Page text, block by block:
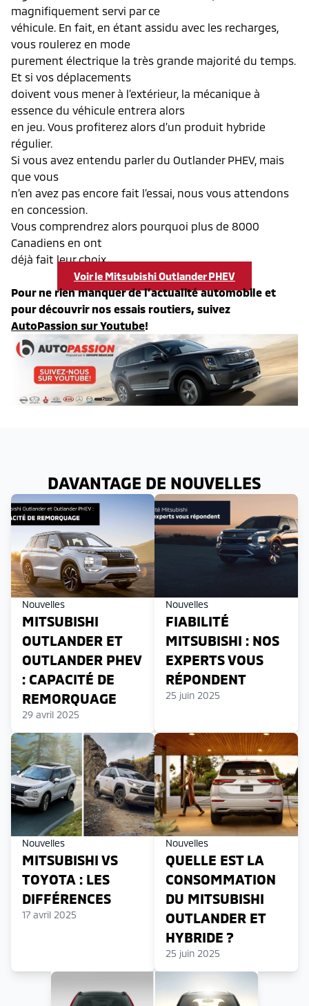
magnifiquement servi par ce
véhicule. En fait, en étant assidu avec les recharges,
vous roulerez en mode
purement électrique la très grande majorité du temps.
Et si vos déplacements
doivent vous mener à l’extérieur, la mécanique à
essence du véhicule entrera alors
en jeu. Vous profiterez alors d’un produit hybride
régulier.
Si vous avez entendu parler du Outlander PHEV, mais
que vous
n’en avez pas encore fait l’essai, nous vous attendons
en concession.
Vous comprendrez alors pourquoi plus de 8000
Canadiens en ont
déjà fait leur choix.
Voir le Mitsubishi Outlander PHEV
Pour ne rien manquer de l’actualité automobile et
pour découvrir nos essais routiers, suivez
AutoPassion sur Youtube!
DAVANTAGE DE NOUVELLES
Nouvelles
MITSUBISHI
OUTLANDER ET
OUTLANDER PHEV
: CAPACITÉ DE
REMORQUAGE
29 avril 2025
Nouvelles
FIABILITÉ
MITSUBISHI : NOS
EXPERTS VOUS
RÉPONDENT
25 juin 2025
Nouvelles
MITSUBISHI VS
TOYOTA : LES
DIFFÉRENCES
17 avril 2025
Nouvelles
QUELLE EST LA
CONSOMMATION
DU MITSUBISHI
OUTLANDER ET
HYBRIDE ?
25 juin 2025